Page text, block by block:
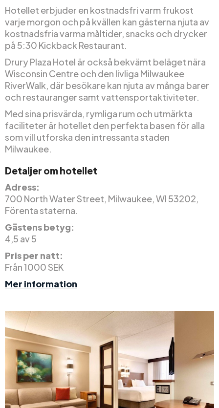
Hotellet erbjuder en kostnadsfri varm frukost
varje morgon och på kvällen kan gästerna njuta av
kostnadsfria varma måltider, snacks och drycker
på 5:30 Kickback Restaurant.
Drury Plaza Hotel är också bekvämt beläget nära
Wisconsin Centre och den livliga Milwaukee
RiverWalk, där besökare kan njuta av många barer
och restauranger samt vattensportaktiviteter.
Med sina prisvärda, rymliga rum och utmärkta
faciliteter är hotellet den perfekta basen för alla
som vill utforska den intressanta staden
Milwaukee.
Detaljer om hotellet
Adress:
700 North Water Street, Milwaukee, WI 53202,
Förenta staterna.
Gästens betyg:
4,5 av 5
Pris per natt:
Från 1000 SEK
Mer information